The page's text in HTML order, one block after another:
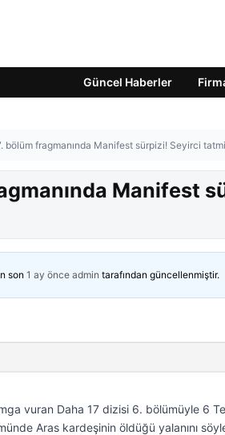
Güncel Haberler
bölüm fragmanında Manifest sürpizi! Seyirci
Manifest
son 1 ay önce admin tarafından güncellenmiştir.
vuran Daha 17 dizisi 6. bölümüyle 6
Aras kardeşinin öldüğü yalanını